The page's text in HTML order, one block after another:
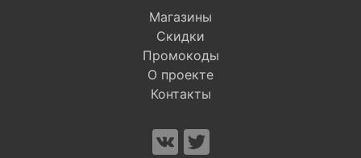
Магазины
Скидки
Промокоды
О проекте
Контакты